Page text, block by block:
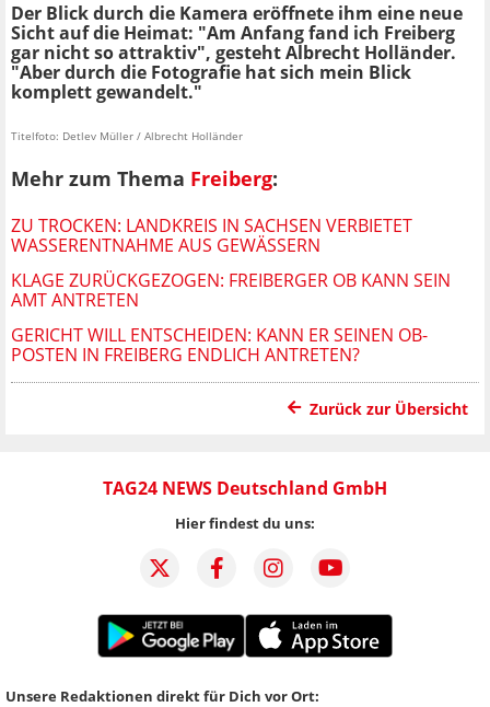
Der Blick durch die Kamera eröffnete ihm eine neue
Sicht auf die Heimat: "Am Anfang fand ich Freiberg
gar nicht so attraktiv", gesteht Albrecht Holländer.
"Aber durch die Fotografie hat sich mein Blick
komplett gewandelt."
Titelfoto: Detlev Müller / Albrecht Holländer
Mehr zum Thema Freiberg:
ZU TROCKEN: LANDKREIS IN SACHSEN VERBIETET
WASSERENTNAHME AUS GEWÄSSERN
KLAGE ZURÜCKGEZOGEN: FREIBERGER OB KANN SEIN
AMT ANTRETEN
GERICHT WILL ENTSCHEIDEN: KANN ER SEINEN OB-
POSTEN IN FREIBERG ENDLICH ANTRETEN?
Zurück zur Übersicht
TAG24 NEWS Deutschland GmbH
Hier findest du uns:
Unsere Redaktionen direkt für Dich vor Ort: